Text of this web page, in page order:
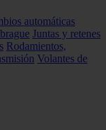
automáticas
Juntas y retenes
Rodamientos,
Volantes de